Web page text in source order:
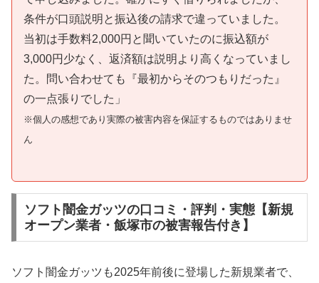
条件が口頭説明と振込後の請求で違っていました。
当初は手数料2,000円と聞いていたのに振込額が
3,000円少なく、返済額は説明より高くなっていまし
た。問い合わせても『最初からそのつもりだった』
の一点張りでした」
※個人の感想であり実際の被害内容を保証するものではありませ
ん
ソフト闇金ガッツの口コミ・評判・実態【新規
オープン業者・飯塚市の被害報告付き】
ソフト闇金ガッツも2025年前後に登場した新規業者で、